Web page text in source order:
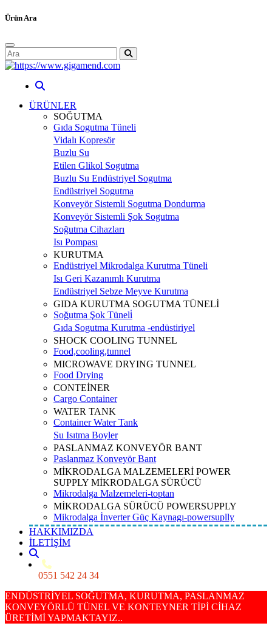
Ürün Ara
ÜRÜNLER
SOĞUTMA
Gıda Sogutma Tüneli
Vidalı Kopresör
Buzlu Su
Etilen Glikol Sogutma
Buzlu Su Endüstriyel Sogutma
Endüstriyel Sogutma
Konveyör Sistemli Sogutma Dondurma
Konveyör Sistemli Şok Sogutma
Soğutma Cihazları
Isı Pompası
KURUTMA
Endüstriyel Mikrodalga Kurutma Tüneli
Isı Geri Kazanımlı Kurutma
Endüstriyel Sebze Meyve Kurutma
GIDA KURUTMA SOGUTMA TÜNELİ
Soğutma Şok Tüneli̇
Gıda Sogutma Kurutma -endüstiriyel
SHOCK COOLING TUNNEL
Food,cooling,tunnel
MICROWAVE DRYING TUNNEL
Food Drying
CONTEİNER
Cargo Container
WATER TANK
Container Water Tank
Su Isıtma Boyler
PASLANMAZ KONVEYÖR BANT
Paslanmaz Konveyör Bant
MİKRODALGA MALZEMELERİ POWER
SUPPLY MİKRODALGA SÜRÜCÜ
Mikrodalga Malzemeleri-toptan
MİKRODALGA SÜRÜCÜ POWERSUPPLY
Mikrodalga İnverter Güç Kaynagı-powersuplly
HAKKIMIZDA
İLETİŞİM
0551 542 24 34
ENDÜSTRİYEL SOĞUTMA, KURUTMA, PASLANMAZ
KONVEYÖRLÜ TÜNEL VE KONTEYNER TİPİ CİHAZ
ÜRETİMİ YAPMAKTAYIZ..